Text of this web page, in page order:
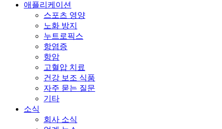
애플리케이션
스포츠 영양
노화 방지
누트로픽스
항염증
항암
고혈압 치료
건강 보조 식품
자주 묻는 질문
기타
소식
회사 소식